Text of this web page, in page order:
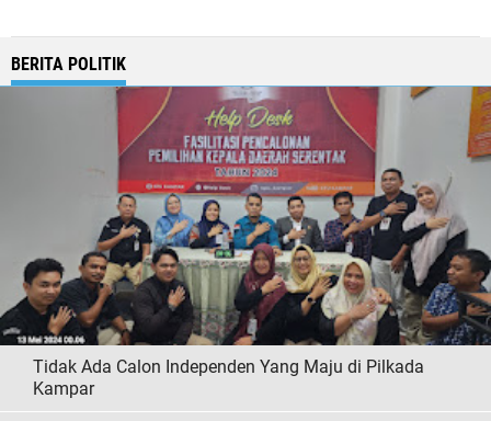
BERITA POLITIK
Tidak Ada Calon Independen Yang Maju di Pilkada
Kampar